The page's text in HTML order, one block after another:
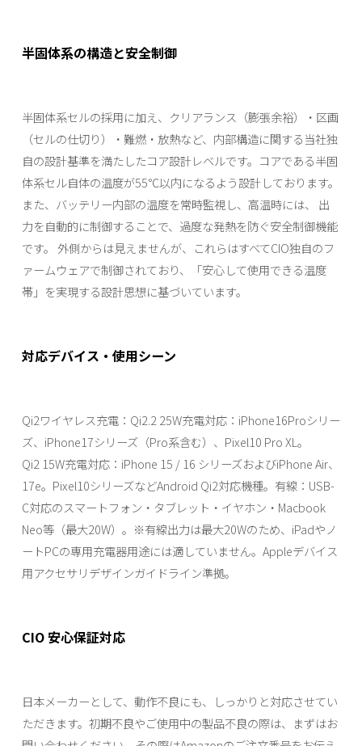
半固体系の構造と安全制御
半固体系セルの採用に加え、クリアランス（膨張余裕）・区画
（セルの仕切り）・難燃・放熱など、内部構造に関する当社独
自の設計基準を満たしたコア設計レベルです。コアである半固
体系セル自体の温度が55℃以内になるよう設計しております。
また、バッテリー内部の温度を常時監視し、高温時には、 出
力を自動的に制御することで、過度な発熱を防ぐ安全制御機能
です。 外側からは見えませんが、これらはすべてCIO独自のフ
ァームウェアで制御されており、「安心して使用できる温度
帯」を実現する設計思想に基づいています。
対応デバイス・使用シーン
Qi2ワイヤレス充電：Qi2.2 25W充電対応：iPhone16Proシリー
ズ、iPhone17シリーズ（Pro系含む）、Pixel10 Pro XL。
Qi2 15W充電対応：iPhone 15 / 16 シリーズおよびiPhone Air、
17e。Pixel10シリーズなどAndroid Qi2対応機種。有線：USB-
C対応のスマートフォン・タブレット・イヤホン・Macbook
Neo等（最大20W）。※有線出力は最大20Wのため、iPadやノ
ートPCの専用充電器用途には適していません。Appleデバイス
用アクセサリデザインガイドライン準拠。
CIO 安心保証対応
日本メーカーとして、動作不良にも、しっかりと対応させてい
ただきます。初期不良やご使用中の製品不良の際は、まずはお